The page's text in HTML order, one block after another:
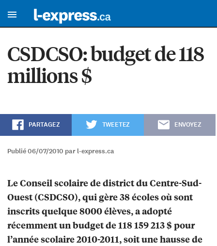
CSDCSO: budget de 118
millions $
PARTAGEZ TWEETEZ ENVOYEZ
Publié 06/07/2010 par l-express.ca
Le Conseil scolaire de district du Centre-Sud-
Ouest (CSDCSO), qui gère 38 écoles où sont
inscrits quelque 8000 élèves, a adopté
récemment un budget de 118 159 213 $ pour
l’année scolaire 2010-2011, soit une hausse de